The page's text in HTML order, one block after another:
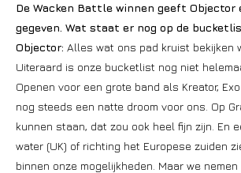
De Wacken Battle winnen geeft Objector
gegeven. Wat staat er nog op de
Objector: Alles wat ons pad kruist bekijken
Uiteraard is onze bucketlist nog niet
Openen voor een grote band als Kreator,
nog steeds een natte droom voor ons. Op
kunnen staan, dat zou ook heel fijn zijn. En
water (UK) of richting het Europese zuiden
binnen onze mogelijkheden. Maar we